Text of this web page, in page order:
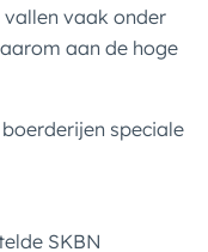
vaak onder
aan de hoge
speciale
SKBN